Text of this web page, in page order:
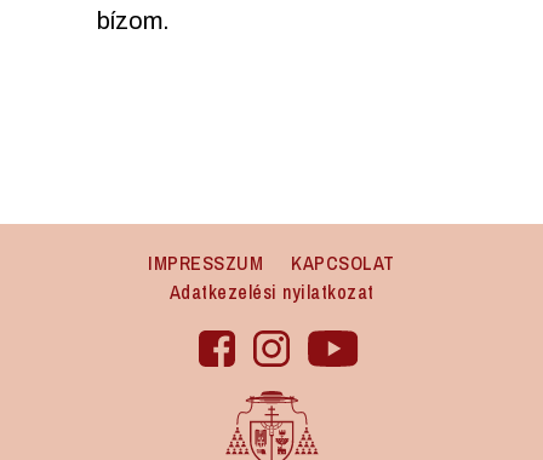
bízom.
IMPRESSZUM
KAPCSOLAT
Adatkezelési nyilatkozat